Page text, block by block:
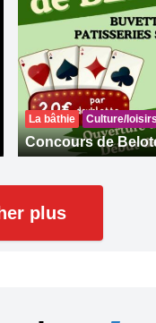
La bâthie Culture/loisirs
Concours de
plus